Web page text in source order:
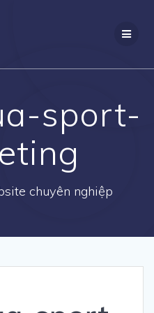
sport-
chuyên nghiệp